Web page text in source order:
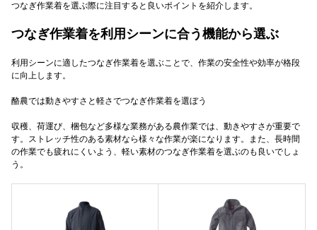
つなぎ作業着を選ぶ際に注目すると良いポイントを紹介します。
つなぎ作業着を利用シーンに合う機能から選ぶ
利用シーンに適したつなぎ作業着を選ぶことで、作業の安全性や効率が格段
に向上します。
酪農では動きやすさと軽さでつなぎ作業着を選ぼう
収穫、荷運び、梱包など多様な業務がある農作業では、動きやすさが重要で
す。ストレッチ性のある素材なら様々な作業が楽になります。また、長時間
の作業でも疲れにくいよう、軽い素材のつなぎ作業着を選ぶのも良いでしょ
う。